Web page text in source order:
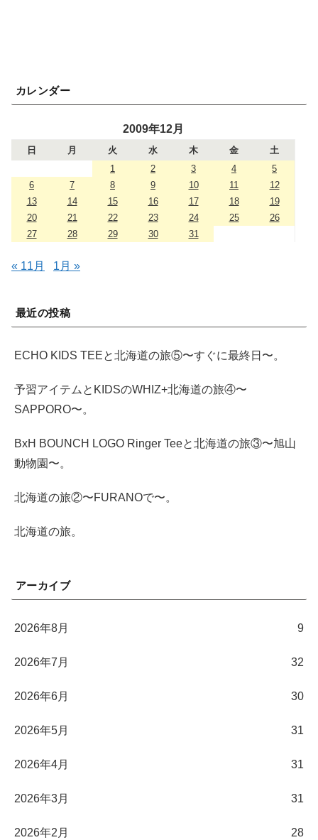
カレンダー
2009年12月
日 月 火 水 木 金
土
1
2 3 4
5
6
7 8 9 10 11
12
13
14 15 16 17 18
19
20
21 22 23 24 25
26
27
28 29 30 31
« 11月 1月 »
最近の投稿
ECHO KIDS TEEと北海道の旅⑤〜すぐに最終日〜。
予習アイテムとKIDSのWHIZ+北海道の旅④〜
SAPPORO〜。
BxH BOUNCH LOGO Ringer Teeと北海道の旅③〜旭山
動物園〜。
北海道の旅②〜FURANOで〜。
北海道の旅。
アーカイブ
2026年8月 9
2026年7月 32
2026年6月 30
2026年5月 31
2026年4月 31
2026年3月 31
2026年2月 28